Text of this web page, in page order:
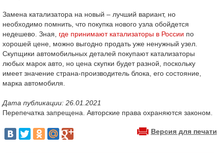
Замена катализатора на новый – лучший вариант, но
необходимо помнить, что покупка нового узла обойдется
недешево. Зная, где принимают катализаторы в России по
хорошей цене, можно выгодно продать уже ненужный узел.
Скупщики автомобильных деталей покупают катализаторы
любых марок авто, но цена скупки будет разной, поскольку
имеет значение страна-производитель блока, его состояние,
марка автомобиля.
Дата публикации: 26.01.2021
Перепечатка запрещена. Авторские права охраняются законом.
Версия для печати